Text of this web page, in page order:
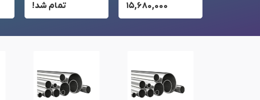
۱۵,۶۸۰,۰۰۰ تمام شد!